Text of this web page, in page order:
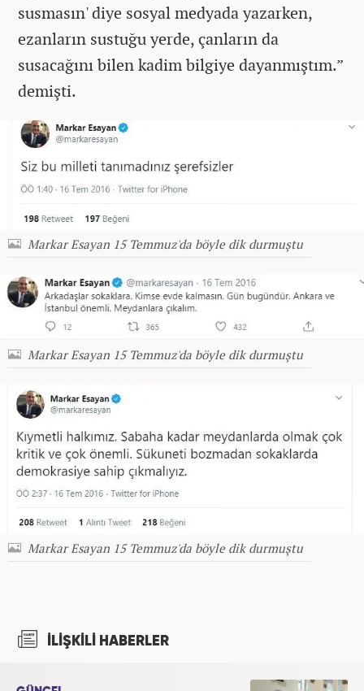
susmasın' diye sosyal medyada yazarken,
ezanların sustuğu yerde, çanların da
susacağını bilen kadim bilgiye dayanmıştım.”
demişti.
Markar Esayan 15 Temmuz'da böyle dik durmuştu
Markar Esayan 15 Temmuz'da böyle dik durmuştu
Markar Esayan 15 Temmuz'da böyle dik durmuştu
İLİŞKİLİ HABERLER